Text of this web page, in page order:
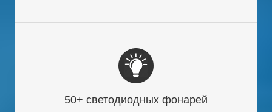
50+ светодиодных фонарей
50+ светодиодных фонарей
Производитель светодиодных светильников
мы охватываем широкий спектр светодиодных фонарей:
светодиодные прожекторы, светодиодные уличные фонари,